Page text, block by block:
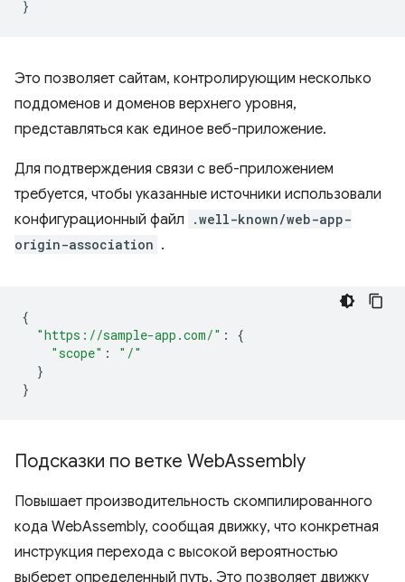
}
Это позволяет сайтам, контролирующим несколько
поддоменов и доменов верхнего уровня,
представляться как единое веб-приложение.
Для подтверждения связи с веб-приложением
требуется, чтобы указанные источники использовали
конфигурационный файл
.well-known/web-app-
origin-association .
{
"https://sample-app.com/" :
{
"scope" :
"/"
}
}
Подсказки по ветке WebAssembly
Повышает производительность скомпилированного
кода WebAssembly, сообщая движку, что конкретная
инструкция перехода с высокой вероятностью
выберет определенный путь. Это позволяет движку